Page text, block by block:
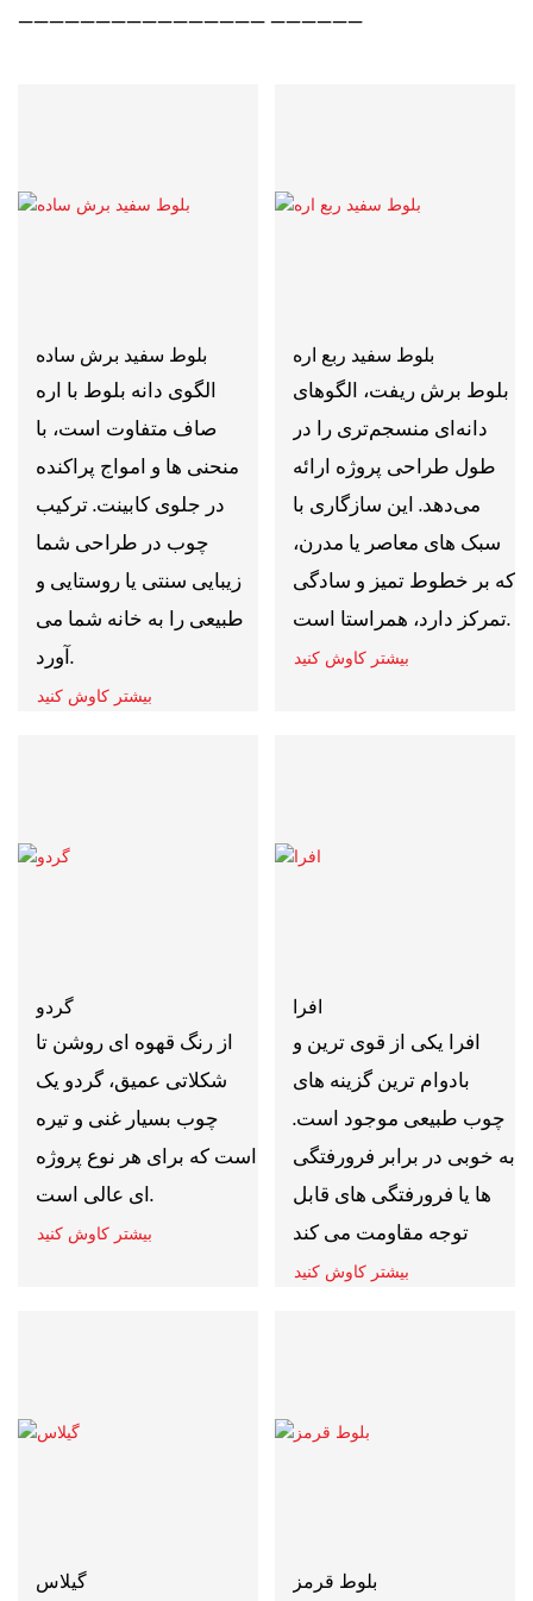
———————————————— ——————
بلوط سفید برش ساده
الگوی دانه بلوط با اره
صاف متفاوت است، با
منحنی ها و امواج پراکنده
در جلوی کابینت. ترکیب
چوب در طراحی شما
زیبایی سنتی یا روستایی و
طبیعی را به خانه شما می
آورد.
بیشتر کاوش کنید
بلوط سفید ربع اره
بلوط برش ریفت، الگوهای
دانه‌ای منسجم‌تری را در
طول طراحی پروژه ارائه
می‌دهد. این سازگاری با
سبک های معاصر یا مدرن،
که بر خطوط تمیز و سادگی
تمرکز دارد، همراستا است.
بیشتر کاوش کنید
گردو
از رنگ قهوه ای روشن تا
شکلاتی عمیق، گردو یک
چوب بسیار غنی و تیره
است که برای هر نوع پروژه
ای عالی است.
بیشتر کاوش کنید
افرا
افرا یکی از قوی ترین و
بادوام ترین گزینه های
چوب طبیعی موجود است.
به خوبی در برابر فرورفتگی
ها یا فرورفتگی های قابل
توجه مقاومت می کند
بیشتر کاوش کنید
گیلاس بلوط قرمز